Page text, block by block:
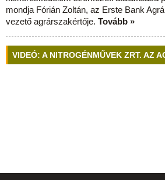
mondja Fórián Zoltán, az Erste Bank
vezető agrárszakértője. Tovább »
VIDEÓ: A NITROGÉNMŰVEK ZRT. AZ